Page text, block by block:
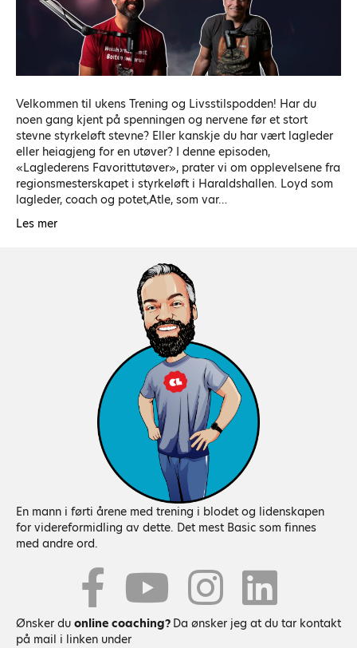
Velkommen til ukens Trening og Livsstilspodden! Har du
noen gang kjent på spenningen og nervene før et stort
stevne styrkeløft stevne? Eller kanskje du har vært lagleder
eller heiagjeng for en utøver? I denne episoden,
«Laglederens Favorittutøver», prater vi om opplevelsene fra
regionsmesterskapet i styrkeløft i Haraldshallen. Loyd som
lagleder, coach og potet,Atle, som var…
Les mer
En mann i førti årene med trening i blodet og lidenskapen
for videreformidling av dette. Det mest Basic som finnes
med andre ord.
Youtube
Ønsker du online coaching? Da ønsker jeg at du tar kontakt
på mail i linken under